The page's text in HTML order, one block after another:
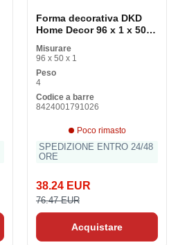
Forma decorativa DKD
Home Decor 96 x 1 x 50
Misurare
96 x 50 x 1
Peso
4
Codice a barre
8424001791026
Poco rimasto
SPEDIZIONE ENTRO 24/48
ORE
38.24 EUR
76.47 EUR
Acquistare